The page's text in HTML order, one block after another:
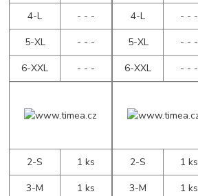
4-L
- - -
5-XL
- - -
6-XXL
- - -
4-L
- - -
5-XL
- - -
6-XXL
- - -
2-S
1 ks
3-M
1 ks
2-S
1 ks
3-M
1 ks